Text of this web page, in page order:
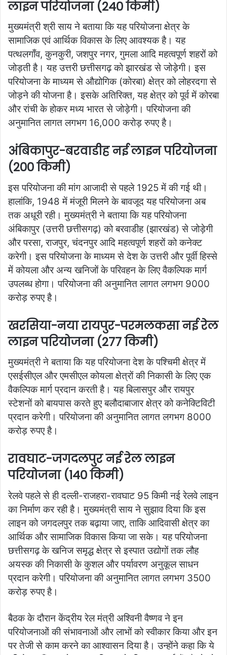
लाइन परियोजना (240 किमी)
मुख्यमंत्री श्री साय ने बताया कि यह परियोजना क्षेत्र के
सामाजिक एवं आर्थिक विकास के लिए आवश्यक है। यह
पत्थलगाँव, कुनकुरी, जशपुर नगर, गुमला आदि महत्वपूर्ण शहरों को
जोड़ती है। यह उत्तरी छत्तीसगढ़ को झारखंड से जोड़ेगी। इस
परियोजना के माध्यम से औद्योगिक (कोरबा) क्षेत्र को लोहरदगा से
जोड़ने की योजना है। इसके अतिरिक्त, यह क्षेत्र को पूर्व में कोरबा
और रांची के होकर मध्य भारत से जोड़ेगी। परियोजना की
अनुमानित लागत लगभग 16,000 करोड़ रुपए है।
अंबिकापुर-बरवाडीह नई लाइन परियोजना
(200 किमी)
इस परियोजना की मांग आजादी से पहले 1925 में की गई थी।
हालांकि, 1948 में मंजूरी मिलने के बावजूद यह परियोजना अब
तक अधूरी रही। मुख्यमंत्री ने बताया कि यह परियोजना
अंबिकापुर (उत्तरी छत्तीसगढ़) को बरवाडीह (झारखंड) से जोड़ेगी
और परसा, राजपुर, चंदनपुर आदि महत्वपूर्ण शहरों को कनेक्ट
करेगी। इस परियोजना के माध्यम से देश के उत्तरी और पूर्वी हिस्से
में कोयला और अन्य खनिजों के परिवहन के लिए वैकल्पिक मार्ग
उपलब्ध होगा। परियोजना की अनुमानित लागत लगभग 9000
करोड़ रुपए है।
खरसिया-नया रायपुर-परमलकसा नई रेल
लाइन परियोजना (277 किमी)
मुख्यमंत्री ने बताया कि यह परियोजना देश के पश्चिमी क्षेत्र में
एसईसीएल और एमसीएल कोयला क्षेत्रों की निकासी के लिए एक
वैकल्पिक मार्ग प्रदान करती है। यह बिलासपुर और रायपुर
स्टेशनों को बायपास करते हुए बलौदाबाजार क्षेत्र को कनेक्टिविटी
प्रदान करेगी। परियोजना की अनुमानित लागत लगभग 8000
करोड़ रुपए है।
रावघाट-जगदलपुर नई रेल लाइन
परियोजना (140 किमी)
रेलवे पहले से ही दल्ली-राजहरा-रावघाट 95 किमी नई रेलवे लाइन
का निर्माण कर रही है। मुख्यमंत्री साय ने सुझाव दिया कि इस
लाइन को जगदलपुर तक बढ़ाया जाए, ताकि आदिवासी क्षेत्र का
आर्थिक और सामाजिक विकास किया जा सके। यह परियोजना
छत्तीसगढ़ के खनिज समृद्ध क्षेत्र से इस्पात उद्योगों तक लौह
अयस्क की निकासी के कुशल और पर्यावरण अनुकूल साधन
प्रदान करेगी। परियोजना की अनुमानित लागत लगभग 3500
करोड़ रुपए है।
बैठक के दौरान केंद्रीय रेल मंत्री अश्विनी वैष्णव ने इन
परियोजनाओं की संभावनाओं और लाभों को स्वीकार किया और इन
पर तेजी से काम करने का आश्वासन दिया है। उन्होंने कहा कि ये